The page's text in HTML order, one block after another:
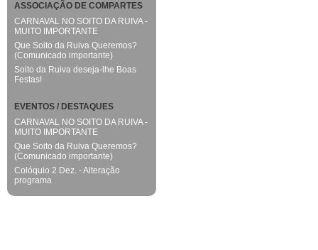
ASSOCIAÇÃO DE COMPARTES
CARNAVAL NO SOITO DA RUIVA -
MUITO IMPORTANTE
Que Soito da Ruiva Queremos?
(Comunicado importante)
Soito da Ruiva deseja-lhe Boas
Festas!
EVENTOS / DESTAQUES
CARNAVAL NO SOITO DA RUIVA -
MUITO IMPORTANTE
Que Soito da Ruiva Queremos?
(Comunicado importante)
Colóquio 2 Dez. - Alteração
programa